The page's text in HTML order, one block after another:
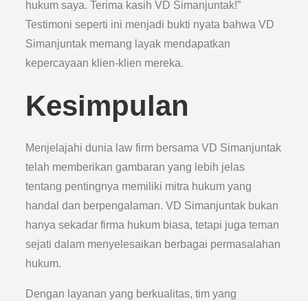
hukum saya. Terima kasih VD Simanjuntak!”
Testimoni seperti ini menjadi bukti nyata bahwa VD
Simanjuntak memang layak mendapatkan
kepercayaan klien-klien mereka.
Kesimpulan
Menjelajahi dunia law firm bersama VD Simanjuntak
telah memberikan gambaran yang lebih jelas
tentang pentingnya memiliki mitra hukum yang
handal dan berpengalaman. VD Simanjuntak bukan
hanya sekadar firma hukum biasa, tetapi juga teman
sejati dalam menyelesaikan berbagai permasalahan
hukum.
Dengan layanan yang berkualitas, tim yang